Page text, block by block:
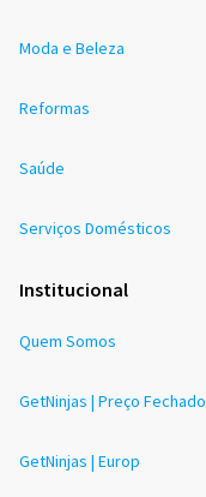
Moda e Beleza
Reformas
Saúde
Serviços Domésticos
Institucional
Quem Somos
GetNinjas | Preço Fechado
GetNinjas | Europ